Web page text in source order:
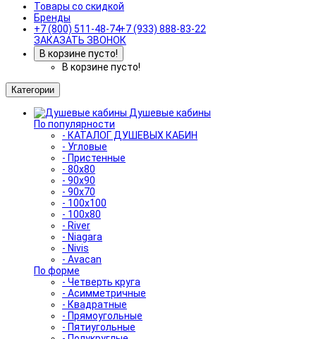
Товары со скидкой
Бренды
+7 (800) 511-48-74+7 (933) 888-83-22
ЗАКАЗАТЬ ЗВОНОК
В корзине пусто!
В корзине пусто!
Категории
Душевые кабины
По популярности
- КАТАЛОГ ДУШЕВЫХ КАБИН
- Угловые
- Пристенные
- 80x80
- 90x90
- 90x70
- 100x100
- 100x80
- River
- Niagara
- Nivis
- Avacan
По форме
- Четверть круга
- Асимметричные
- Квадратные
- Прямоугольные
- Пятиугольные